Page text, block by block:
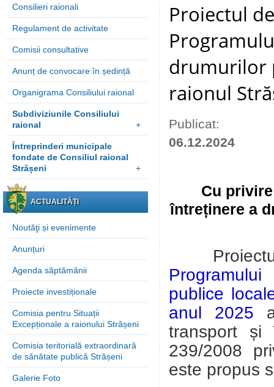
Consilieri raionali
Regulament de activitate
Comisii consultative
Anunț de convocare în ședință
Organigrama Consiliului raional
Subdiviziunile Consiliului
raional
+
Întreprinderi municipale
fondate de Consiliul raional
Strășeni
+
ACTUALITĂȚI
Noutăţi și evenimente
Anunțuri
Agenda săptămânii
Proiecte investiționale
Comisia pentru Situații
Excepționale a raionului Strășeni
Comisia teritorială extraordinară
de sănătate publică Strășeni
Galerie Foto
Proiectul
drumurilor
raionul
Publicat:
06.12.2024
Cu
întreținere a
publice
anul 2025
transport și
239/2008
este propus